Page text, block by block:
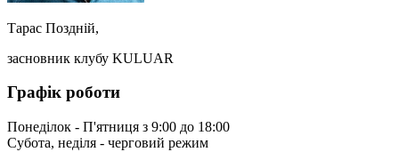
Тарас Поздній,
засновник клубу KULUAR
Графік роботи
Понеділок - П'ятниця з 9:00 до 18:00
Субота, неділя - черговий режим